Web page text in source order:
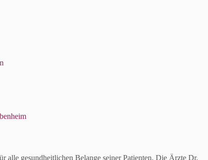
alle gesundheitlichen Belange seiner Patienten. Die Ärzte Dr.